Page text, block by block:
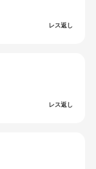
レス返し
レス返し